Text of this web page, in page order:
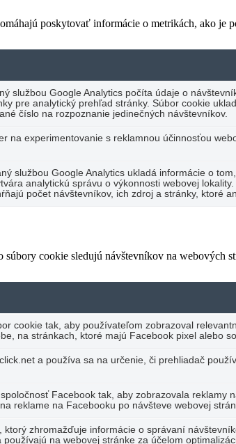
poskytovať informácie o metrikách, ako je
službou Google Analytics počíta údaje o
pre analytický prehľad stránky. Súbor cookie
číslo na rozpoznanie jedinečných návštevníkov.
na experimentovanie s reklamnou účinnosťou
službou Google Analytics ukladá informácie o
analytickú správu o výkonnosti webovej
počet návštevníkov, ich zdroj a stránky, ktoré
cookie sledujú návštevníkov na webových
cookie tak, aby používateľom zobrazoval
na stránkach, ktoré majú Facebook pixel alebo
a používa sa na určenie, či prehliadač
Facebook tak, aby zobrazovala reklamy
reklame na Facebooku po návšteve webovej
ktorý zhromažďuje informácie o správaní
na webovej stránke za účelom